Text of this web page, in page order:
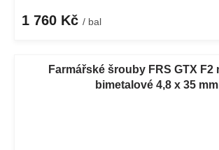
1 760 Kč / bal
Farmářské šrouby FRS GTX F2
bimetalové 4,8 x 35 mm